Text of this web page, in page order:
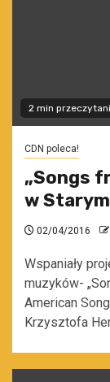
2 min
CDN poleca!
„Songs
w
02/04/2016
Wspaniały
muzyków-
American
Krzysztofa